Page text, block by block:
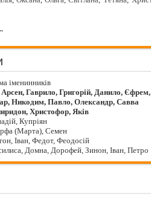
іменинників
Арсен, Гаврило, Григорій, Данило, Єфрем,
Никодим, Павло, Олександр, Савва
Христофор, Яків
Купріян
(Марта), Семен
Іван, Федот, Феодосій
Домна, Дорофей, Зинон, Іван, Петро